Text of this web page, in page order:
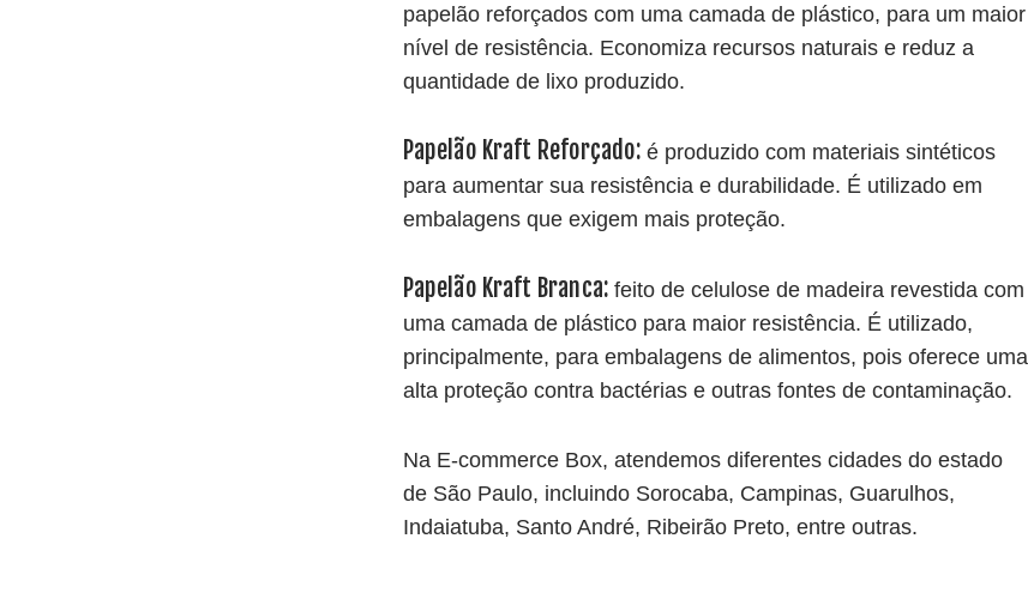
papelão reforçados com uma camada de plástico, para um maior
nível de resistência. Economiza recursos naturais e reduz a
quantidade de lixo produzido.
Papelão Kraft Reforçado:é produzido com materiais sintéticos
para aumentar sua resistência e durabilidade. É utilizado em
embalagens que exigem mais proteção.
Papelão Kraft Branca: feito de celulose de madeira revestida com
uma camada de plástico para maior resistência. É utilizado,
principalmente, para embalagens de alimentos, pois oferece uma
alta proteção contra bactérias e outras fontes de contaminação.
Na E-commerce Box, atendemos diferentes cidades do estado
de São Paulo, incluindo Sorocaba, Campinas, Guarulhos,
Indaiatuba, Santo André, Ribeirão Preto, entre outras.